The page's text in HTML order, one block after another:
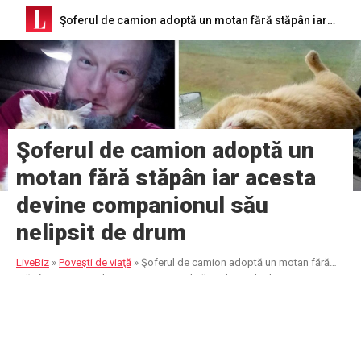
Şoferul de camion adoptă un motan fără stăpân iar acesta devine companionul său nelipsit de drum
Şoferul de camion adoptă un
motan fără stăpân iar acesta
devine companionul său
nelipsit de drum
LiveBiz » Poveşti de viaţă » Şoferul de camion adoptă un motan fără
stăpân iar acesta devine companionul său nelipsit de drum